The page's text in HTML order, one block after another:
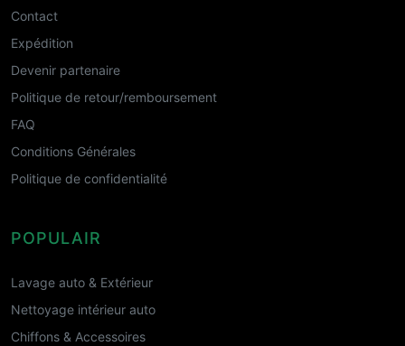
Contact
Expédition
Devenir partenaire
Politique de retour/remboursement
FAQ
Conditions Générales
Politique de confidentialité
POPULAIR
Lavage auto & Extérieur
Nettoyage intérieur auto
Chiffons & Accessoires